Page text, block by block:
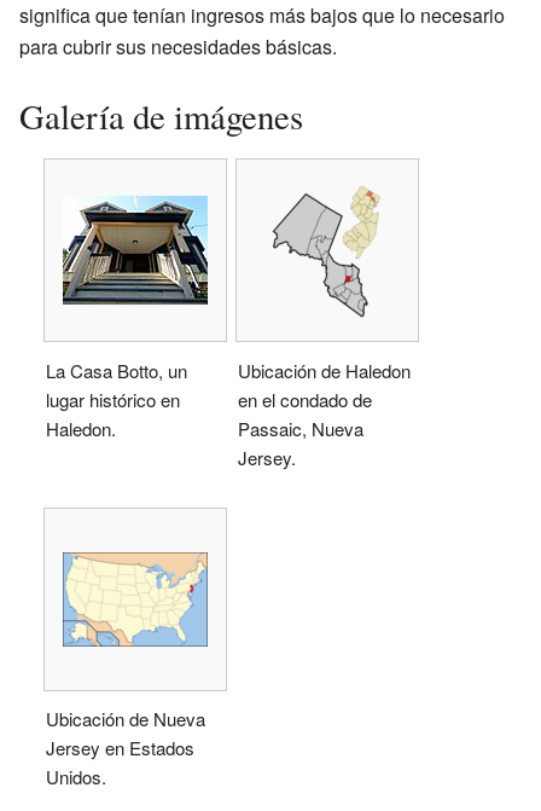
significa que tenían ingresos más bajos que lo necesario
para cubrir sus necesidades básicas.
Galería de imágenes
La Casa Botto, un
lugar histórico en
Haledon.
Ubicación de Haledon
en el condado de
Passaic, Nueva
Jersey.
Ubicación de Nueva
Jersey en Estados
Unidos.